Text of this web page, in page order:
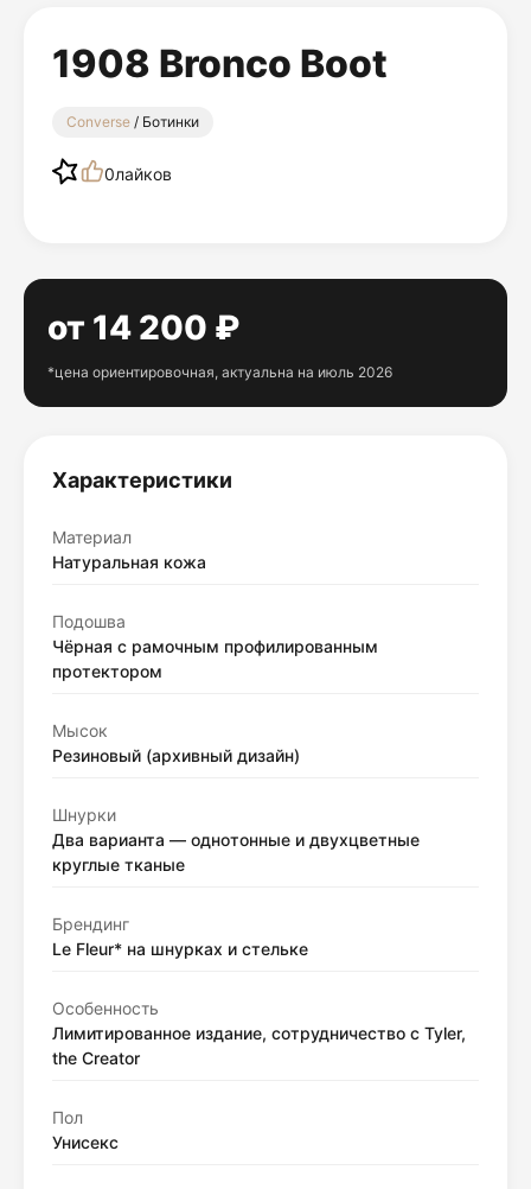
1908 Bronco Boot
Converse / Ботинки
0лайков
от 14 200 ₽
*цена ориентировочная, актуальна на июль 2026
Характеристики
Материал
Натуральная кожа
Подошва
Чёрная с рамочным профилированным
протектором
Мысок
Резиновый (архивный дизайн)
Шнурки
Два варианта — однотонные и двухцветные
круглые тканые
Брендинг
Le Fleur* на шнурках и стельке
Особенность
Лимитированное издание, сотрудничество с Tyler,
the Creator
Пол
Унисекс